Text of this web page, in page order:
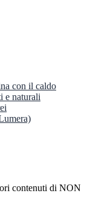
con il caldo
e naturali
contenuti di NON